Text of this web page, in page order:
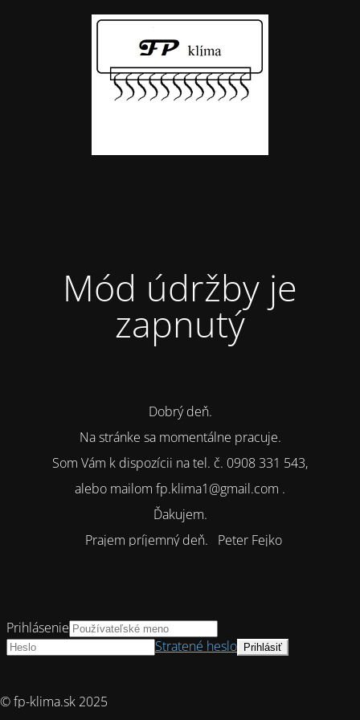
Mód údržby je
zapnutý
Dobrý deň.
Na stránke sa momentálne pracuje.
Som Vám k dispozícii na tel. č. 0908 331 543,
alebo mailom fp.klima1@gmail.com .
Ďakujem.
Prajem príjemný deň. Peter Fejko
© fp-klima.sk 2025
Prihlásenie
Stratené heslo